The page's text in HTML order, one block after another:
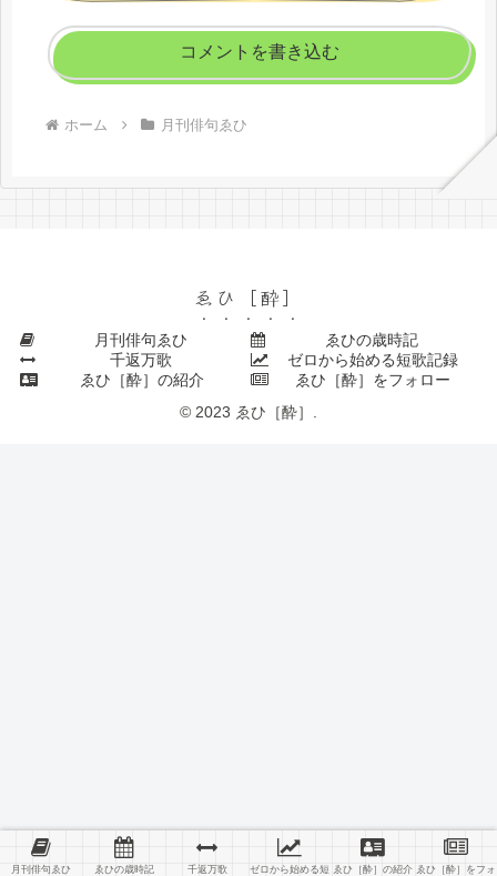
コメントを書き込む
ホーム 月刊俳句ゑひ
ゑひ［酔］
月刊俳句ゑひ
ゑひの歳時記
千返万歌
ゼロから始める短歌記録
ゑひ［酔］の紹介
ゑひ［酔］をフォロー
© 2023 ゑひ［酔］.
月刊俳句ゑひ ゑひの歳時記 千返万歌 ゼロから始める短 ゑひ［酔］の紹介 ゑひ［酔］をフォ